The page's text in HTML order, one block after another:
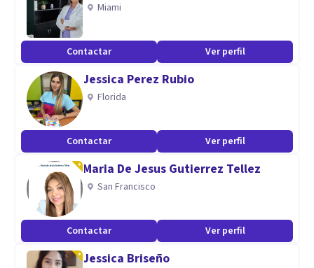
Miami
Contactar Ver perfil
Jessica Perez Rubio
Florida
Contactar Ver perfil
Maria De Jesus Gutierrez Tellez
San Francisco
Contactar Ver perfil
Jessica Briseño